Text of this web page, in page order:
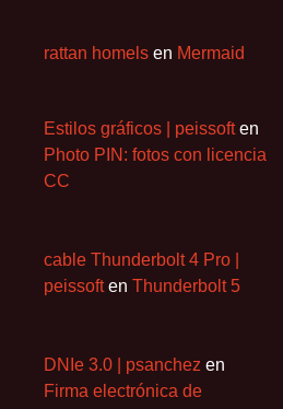
rattan homels en Mermaid
Estilos gráficos | peissoften
Photo PIN: fotos con licencia
CC
cable Thunderbolt 4 Pro |
peissoften Thunderbolt 5
DNIe 3.0 | psanchez en
Firma electrónica de